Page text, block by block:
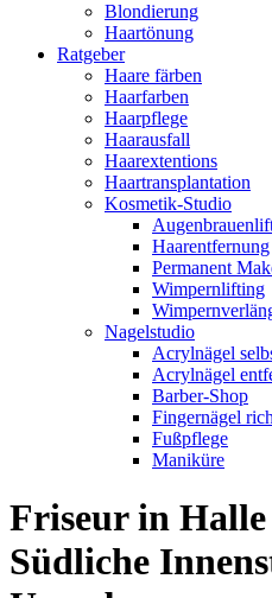
Blondierung
Haartönung
Ratgeber
Haare färben
Haarfarben
Haarpflege
Haarausfall
Haarextentions
Haartransplantation
Kosmetik-Studio
Haarentfernung
Permanent
Wimpernlifting
Nagelstudio
Acrylnägel
Acrylnägel
Barber-Shop
Fingernägel
Fußpflege
Maniküre
Friseur in Halle
Südliche